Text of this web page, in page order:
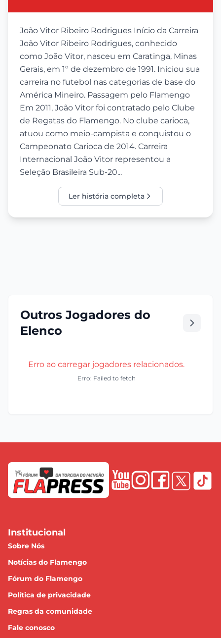
João Vitor Ribeiro Rodrigues Início da Carreira
João Vitor Ribeiro Rodrigues, conhecido
como João Vitor, nasceu em Caratinga, Minas
Gerais, em 1º de dezembro de 1991. Iniciou sua
carreira no futebol nas categorias de base do
América Mineiro. Passagem pelo Flamengo
Em 2011, João Vitor foi contratado pelo Clube
de Regatas do Flamengo. No clube carioca,
atuou como meio-campista e conquistou o
Campeonato Carioca de 2014. Carreira
Internacional João Vitor representou a
Seleção Brasileira Sub-20...
Ler história completa
Outros Jogadores do
Elenco
Erro ao carregar jogadores relacionados.
Erro: Failed to fetch
Institucional
Sobre Nós
Notícias do Flamengo
Fórum do Flamengo
Política de privacidade
Regras da comunidade
Fale conosco